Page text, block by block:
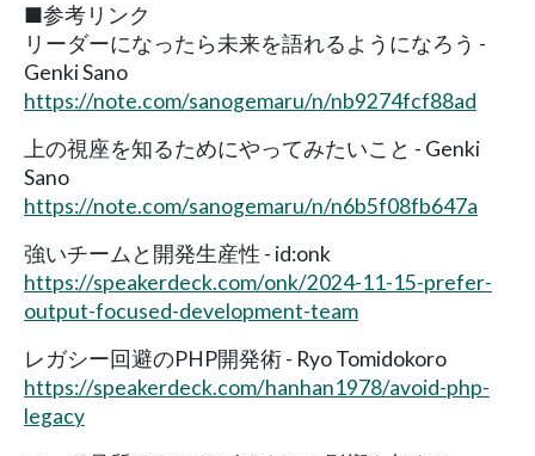
■参考リンク
リーダーになったら未来を語れるようになろう -
Genki Sano
https://note.com/sanogemaru/n/nb9274fcf88ad
上の視座を知るためにやってみたいこと - Genki
Sano
https://note.com/sanogemaru/n/n6b5f08fb647a
強いチームと開発生産性 - id:onk
https://speakerdeck.com/onk/2024-11-15-prefer-
output-focused-development-team
レガシー回避のPHP開発術 - Ryo Tomidokoro
https://speakerdeck.com/hanhan1978/avoid-php-
legacy